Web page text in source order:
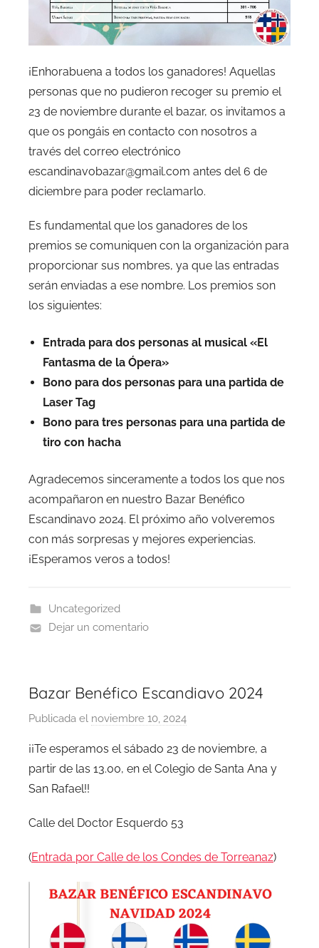
¡Enhorabuena a todos los ganadores! Aquellas
personas que no pudieron recoger su premio el
23 de noviembre durante el bazar, os invitamos a
que os pongáis en contacto con nosotros a
través del correo electrónico
escandinavobazar@gmail.com antes del 6 de
diciembre para poder reclamarlo.
Es fundamental que los ganadores de los
premios se comuniquen con la organización para
proporcionar sus nombres, ya que las entradas
serán enviadas a ese nombre. Los premios son
los siguientes:
Entrada para dos personas al musical «El
Fantasma de la Ópera»
Bono para dos personas para una partida de
Laser Tag
Bono para tres personas para una partida de
tiro con hacha
Agradecemos sinceramente a todos los que nos
acompañaron en nuestro Bazar Benéfico
Escandinavo 2024. El próximo año volveremos
con más sorpresas y mejores experiencias.
¡Esperamos veros a todos!
Uncategorized
Dejar un comentario
Bazar Benéfico Escandiavo 2024
Publicada el noviembre 10, 2024
r
B
A
i
n
¡¡Te esperamos el sábado 23 de noviembre, a
partir de las 13.00, en el Colegio de Santa Ana y
San Rafael!!
Calle del Doctor Esquerdo 53
(Entrada por Calle de los Condes de Torreanaz)